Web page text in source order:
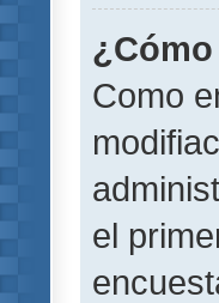
Como
el